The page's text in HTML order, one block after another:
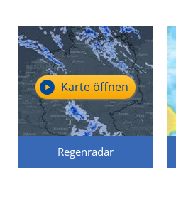
Regenradar
Karte öffnen